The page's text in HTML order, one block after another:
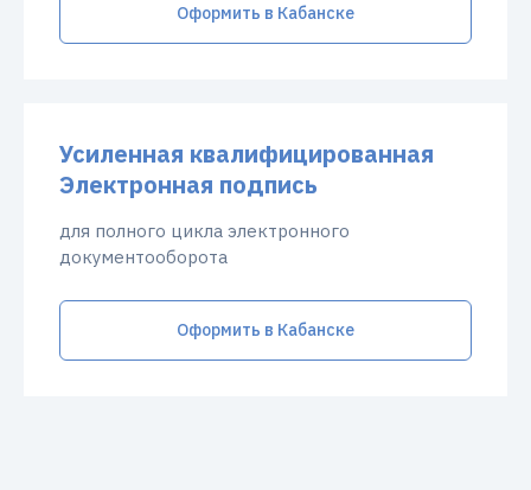
Оформить в Кабанске
Усиленная квалифицированная
Электронная подпись
для полного цикла электронного
документооборота
Оформить в Кабанске